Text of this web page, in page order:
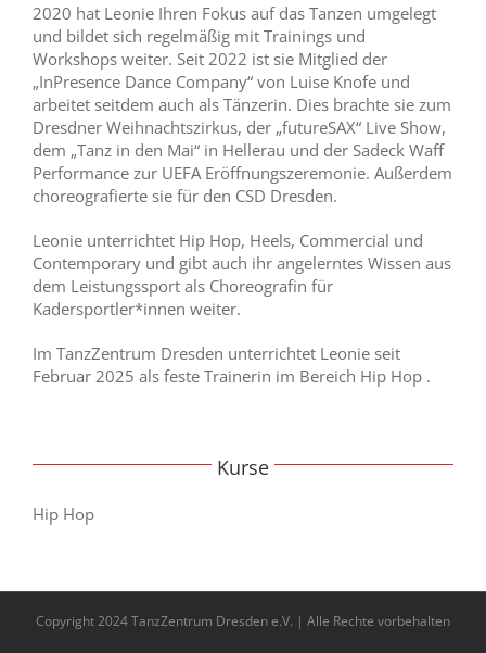
2020 hat Leonie Ihren Fokus auf das Tanzen umgelegt
und bildet sich regelmäßig mit Trainings und
Workshops weiter. Seit 2022 ist sie Mitglied der
„InPresence Dance Company“ von Luise Knofe und
arbeitet seitdem auch als Tänzerin. Dies brachte sie zum
Dresdner Weihnachtszirkus, der „futureSAX“ Live Show,
dem „Tanz in den Mai“ in Hellerau und der Sadeck Waff
Performance zur UEFA Eröffnungszeremonie. Außerdem
choreografierte sie für den CSD Dresden.
Leonie unterrichtet Hip Hop, Heels, Commercial und
Contemporary und gibt auch ihr angelerntes Wissen aus
dem Leistungssport als Choreografin für
Kadersportler*innen weiter.
Im TanzZentrum Dresden unterrichtet Leonie seit
Februar 2025 als feste Trainerin im Bereich Hip Hop .
Kurse
Hip Hop
Copyright 2024 TanzZentrum Dresden e.V. | Alle Rechte vorbehalten